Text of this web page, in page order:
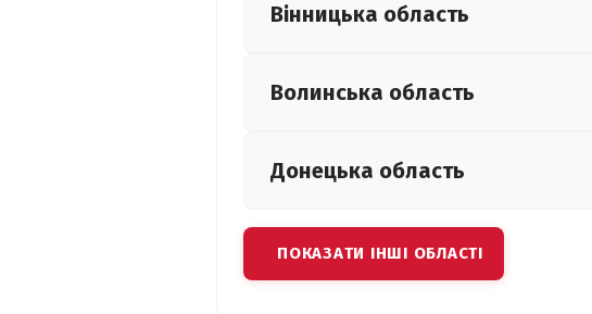
Вінницька область
Волинська область
Донецька область
ПОКАЗАТИ ІНШІ ОБЛАСТІ